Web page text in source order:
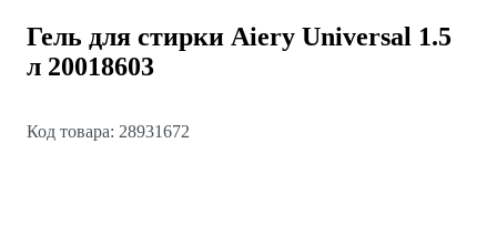
Гель для стирки Aiery Universal 1.5
л 20018603
Код товара: 28931672